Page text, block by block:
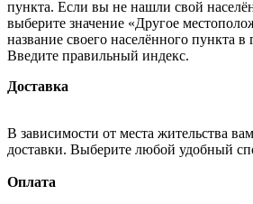
пункта. Если вы не нашли свой
выберите значение «Другое
название своего населённого пункта в
Введите правильный индекс.
Доставка
В зависимости от места жительства
доставки. Выберите любой удобный
Оплата